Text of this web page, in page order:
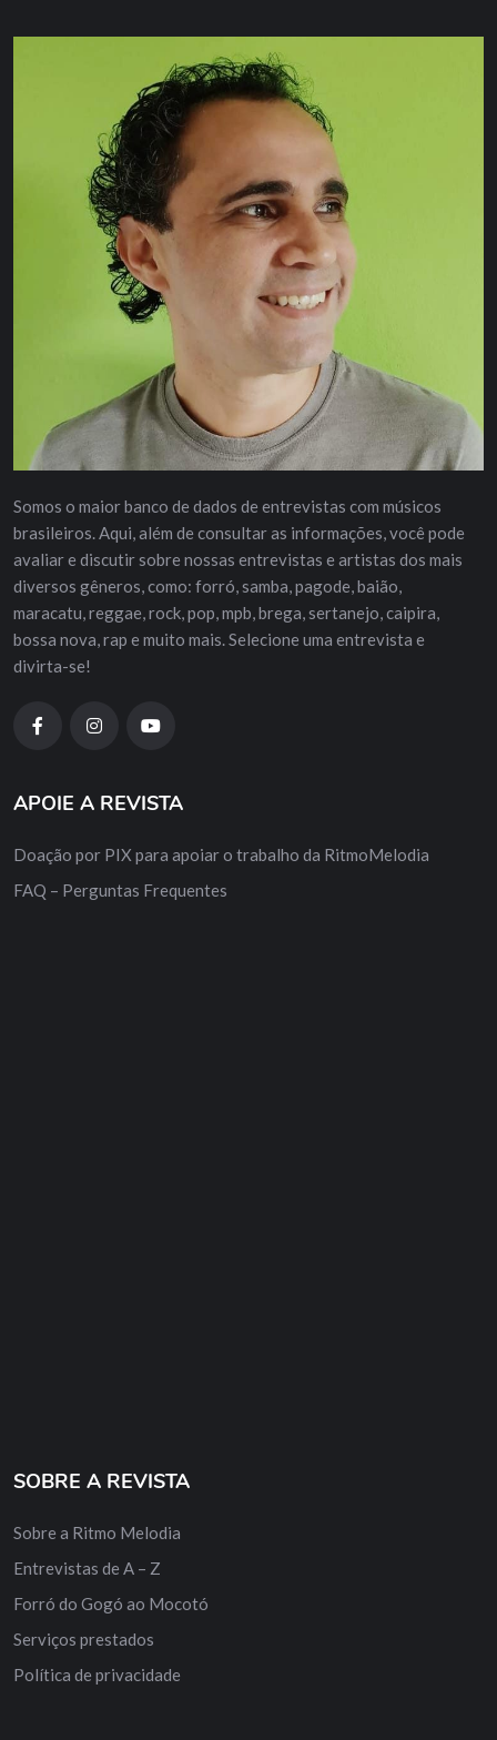
Somos o maior banco de dados de entrevistas com músicos
brasileiros. Aqui, além de consultar as informações, você pode
avaliar e discutir sobre nossas entrevistas e artistas dos mais
diversos gêneros, como: forró, samba, pagode, baião,
maracatu, reggae, rock, pop, mpb, brega, sertanejo, caipira,
bossa nova, rap e muito mais. Selecione uma entrevista e
divirta-se!
APOIE A REVISTA
Doação por PIX para apoiar o trabalho da RitmoMelodia
FAQ – Perguntas Frequentes
SOBRE A REVISTA
Sobre a Ritmo Melodia
Entrevistas de A – Z
Forró do Gogó ao Mocotó
Serviços prestados
Política de privacidade